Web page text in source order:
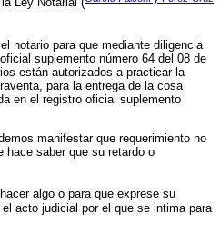
Ley Notarial (
notario para que mediante diligencia
suplemento número 64 del 08 de
están autorizados a practicar la
para la entrega de la cosa
en el registro oficial suplemento
manifestar que requerimiento no
hace saber que su retardo o
algo o para que exprese su
acto judicial por el que se intima para